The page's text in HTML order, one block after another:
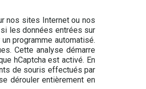
nos sites Internet ou nos
les données entrées sur
programme automatisé.
Cette analyse démarre
hCaptcha est activé. En
de souris effectués par
dérouler entièrement en